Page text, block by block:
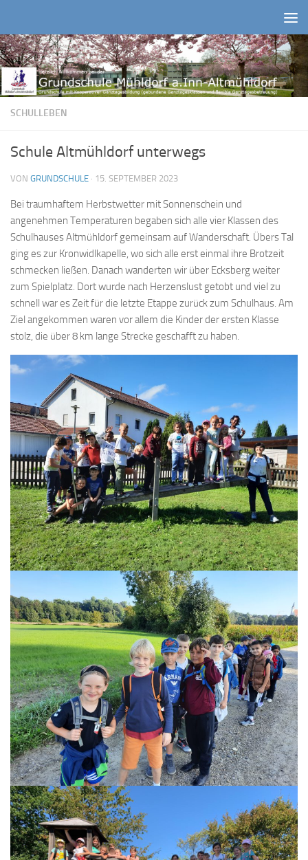
SCHULLEBEN
Schule Altmühldorf unterwegs
VON GRUNDSCHULE · 15. SEPTEMBER 2023
Bei traumhaftem Herbstwetter mit Sonnenschein und
angenehmen Temperaturen begaben sich alle vier Klassen des
Schulhauses Altmühldorf gemeinsam auf Wanderschaft. Übers Tal
ging es zur Kronwidlkapelle, wo sich alle erst einmal ihre Brotzeit
schmecken ließen. Danach wanderten wir über Ecksberg weiter
zum Spielplatz. Dort wurde nach Herzenslust getobt und viel zu
schnell war es Zeit für die letzte Etappe zurück zum Schulhaus. Am
Ziel angekommen waren vor allem die Kinder der ersten Klasse
stolz, die über 8 km lange Strecke geschafft zu haben.